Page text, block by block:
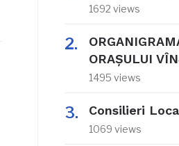
1692 views
ORAŞULUI
1495 views
Consilieri
1069 views